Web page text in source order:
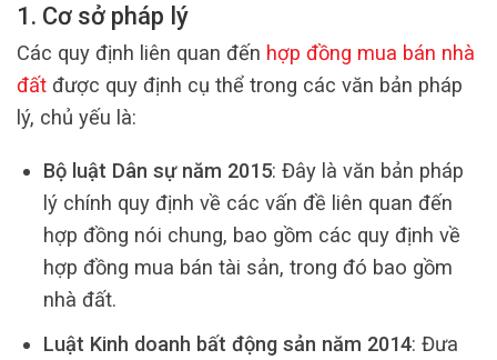
1. Cơ sở pháp lý
Các quy định liên quan đến hợp đồng mua bán nhà
đất được quy định cụ thể trong các văn bản pháp
lý, chủ yếu là:
Bộ luật Dân sự năm 2015: Đây là văn bản pháp
lý chính quy định về các vấn đề liên quan đến
hợp đồng nói chung, bao gồm các quy định về
hợp đồng mua bán tài sản, trong đó bao gồm
nhà đất.
Luật Kinh doanh bất động sản năm 2014: Đưa